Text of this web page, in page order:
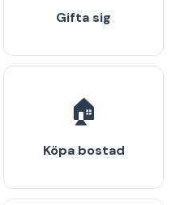
Gifta sig
🏠
Köpa bostad